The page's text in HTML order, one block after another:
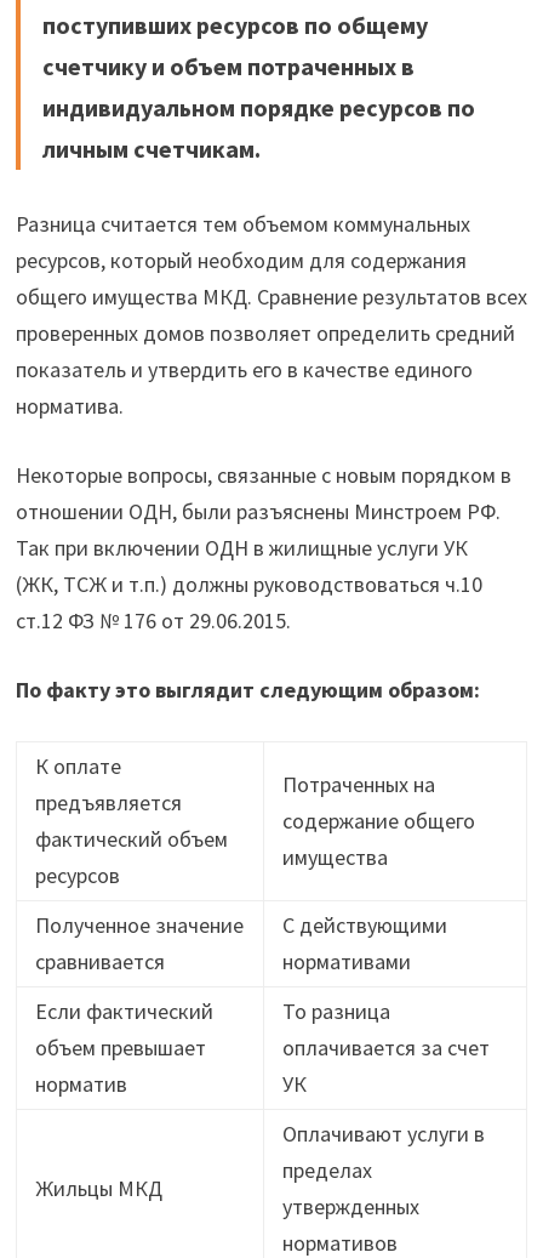
поступивших ресурсов по общему
счетчику и объем потраченных в
индивидуальном порядке ресурсов по
личным счетчикам.
Разница считается тем объемом коммунальных
ресурсов, который необходим для содержания
общего имущества МКД. Сравнение результатов всех
проверенных домов позволяет определить средний
показатель и утвердить его в качестве единого
норматива.
Некоторые вопросы, связанные с новым порядком в
отношении ОДН, были разъяснены Минстроем РФ.
Так при включении ОДН в жилищные услуги УК
(ЖК, ТСЖ и т.п.) должны руководствоваться ч.10
ст.12 ФЗ № 176 от 29.06.2015.
По факту это выглядит следующим образом:
К оплате
предъявляется
фактический объем
ресурсов
Потраченных на
содержание общего
имущества
Полученное значение
сравнивается
С действующими
нормативами
Если фактический
объем превышает
норматив
То разница
оплачивается за счет
УК
Жильцы МКД
Оплачивают услуги в
пределах
утвержденных
нормативов